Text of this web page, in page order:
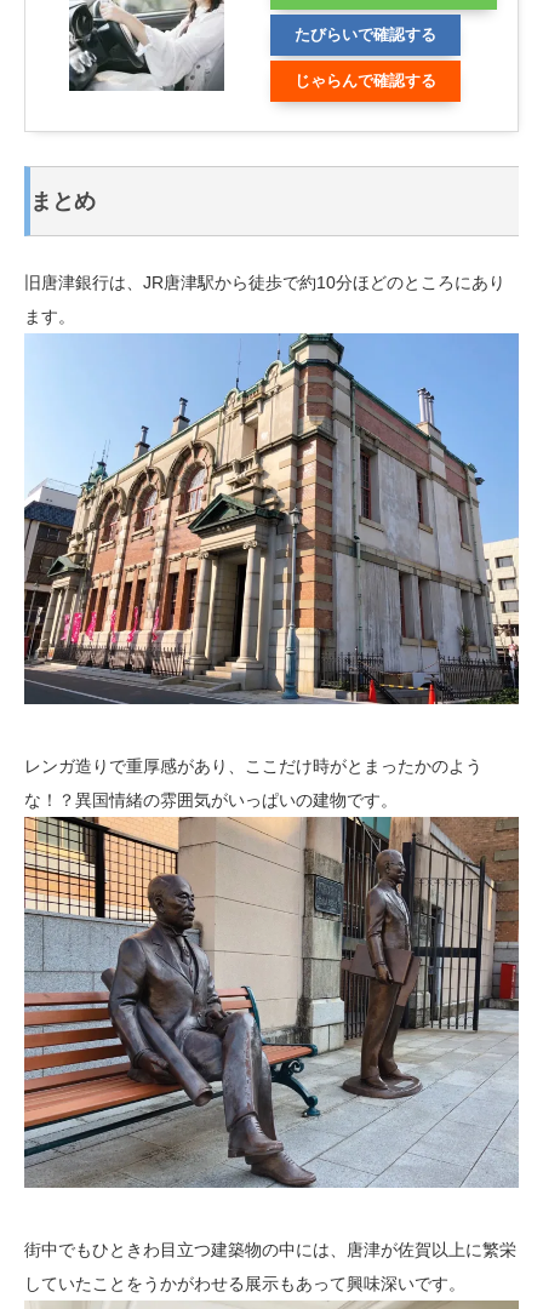
る
たびらいで確認する
じゃらんで確認する
まとめ
旧唐津銀行は、JR唐津駅から徒歩で約10分ほどのところにあり
ます。
レンガ造りで重厚感があり、ここだけ時がとまったかのよう
な！？異国情緒の雰囲気がいっぱいの建物です。
街中でもひときわ目立つ建築物の中には、唐津が佐賀以上に繁栄
していたことをうかがわせる展示もあって興味深いです。